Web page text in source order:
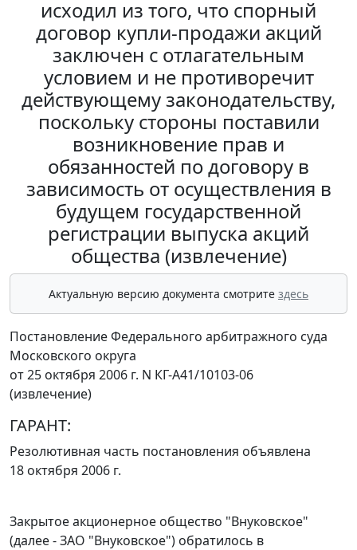
исходил из того, что спорный
договор купли-продажи акций
заключен с отлагательным
условием и не противоречит
действующему законодательству,
поскольку стороны поставили
возникновение прав и
обязанностей по договору в
зависимость от осуществления в
будущем государственной
регистрации выпуска акций
общества (извлечение)
Актуальную версию документа смотрите здесь
Постановление Федерального арбитражного суда
Московского округа
от 25 октября 2006 г. N КГ-А41/10103-06
(извлечение)
ГАРАНТ:
Резолютивная часть постановления объявлена
18 октября 2006 г.
Закрытое акционерное общество "Внуковское"
(далее - ЗАО "Внуковское") обратилось в